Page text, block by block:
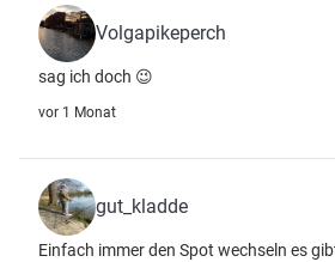
Volgapikeperch
sag ich doch 😉
vor 1 Monat
gut_kladde
Einfach immer den Spot wechseln es